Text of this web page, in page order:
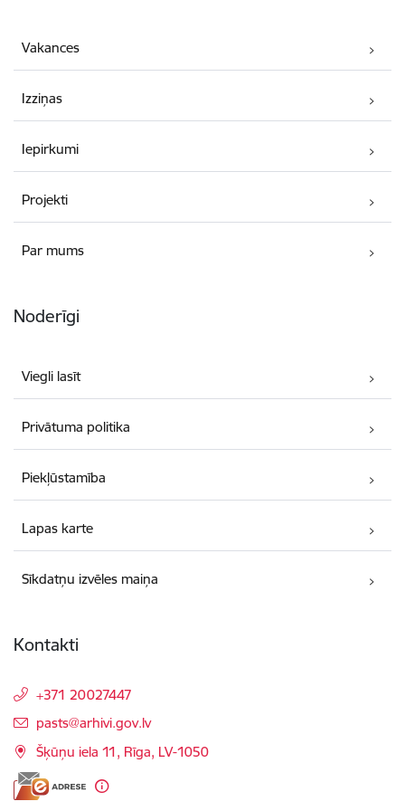
Vakances
Izziņas
Iepirkumi
Projekti
Par mums
Noderīgi
Viegli lasīt
Privātuma politika
Piekļūstamība
Lapas karte
Sīkdatņu izvēles maiņa
Kontakti
+371 20027447
E-pasts:
pasts@arhivi.gov.lv
Šķūņu iela 11, Rīga, LV-1050